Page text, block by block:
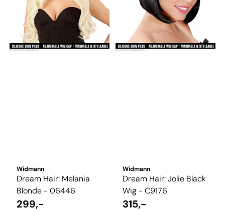
Widmann
Dream Hair: Melania
Blonde - 06446
299,-
Widmann
Dream Hair: Jolie Black
Wig - C9176
315,-